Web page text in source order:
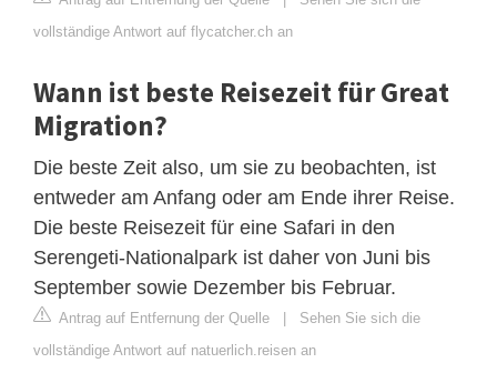
vollständige Antwort auf flycatcher.ch an
Wann ist beste Reisezeit für Great
Migration?
Die beste Zeit also, um sie zu beobachten, ist
entweder am Anfang oder am Ende ihrer Reise.
Die beste Reisezeit für eine Safari in den
Serengeti-Nationalpark ist daher von Juni bis
September sowie Dezember bis Februar.
Antrag auf Entfernung der Quelle | Sehen Sie sich die
vollständige Antwort auf natuerlich.reisen an